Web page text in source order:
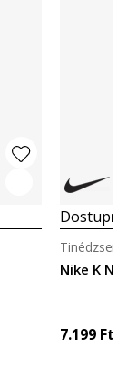
Nike K
Tinédzser
7.199 Ft